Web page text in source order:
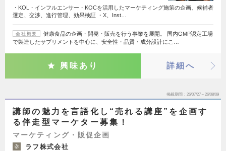
・KOL・インフルエンサー・KOCを活用したマーケティング施策の企画、候補者
選定、交渉、進行管理、効果検証 ・X、Inst…
会社概要
健康食品の企画・開発・販売を行う事業を展開。 国内GMP認定工場
で製造したサプリメントを中心に、安全性・品質・成分設計にこ…
興味あり 詳細へ
掲載期間 26/07/27～26/08/09
講師の魅力を言語化し“売れる講座”を企画す
る伴走型マーケター募集！
マーケティング・販促企画
ラフ株式会社